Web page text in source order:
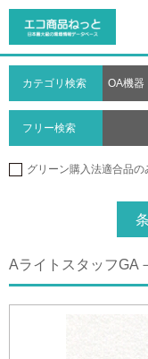
カテゴリ検索
フリー検索
グリーン購入法適合品の
AライトスタッフGA